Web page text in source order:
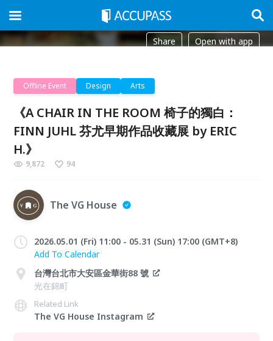
Share Open with app
Offline Event Design Arts
《A CHAIR IN THE ROOM 椅子的獨白：
FINN JUHL 芬尤早期作品收藏展 by ERIC
H.》
9,872 94
The VG House
2026.05.01 (Fri) 11:00 - 05.31 (Sun) 17:00 (GMT+8)
Add To Calendar
台灣台北市大安區金華街88 號
光在錦町
Related Link
The VG House Instagram